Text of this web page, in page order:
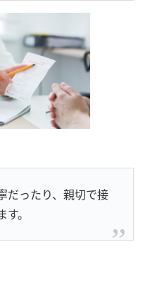
だったり、親切で接
。